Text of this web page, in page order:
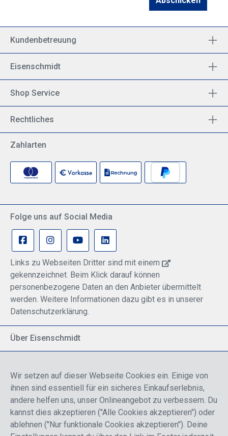
Kundenbetreuung
Eisenschmidt
Shop Service
Rechtliches
Zahlarten
Folge uns auf Social Media
Links zu Webseiten Dritter sind mit einem
gekennzeichnet. Beim Klick darauf können
personenbezogene Daten an den Anbieter übermittelt
werden. Weitere Informationen dazu gibt es in unserer
Datenschutzerklärung.
Über Eisenschmidt
Breite Palette von Luftfahrtprodukten
Fokus auf Pilotenausbildung
Sicher einkaufen
Wir setzen auf dieser Webseite Cookies ein. Einige von
ihnen sind essentiell für ein sicheres Einkaufserlebnis,
andere helfen uns, unser Onlineangebot zu verbessern. Du
kannst dies akzeptieren ("Alle Cookies akzeptieren") oder
ablehnen ("Nur funktionale Cookies akzeptieren"). Deine